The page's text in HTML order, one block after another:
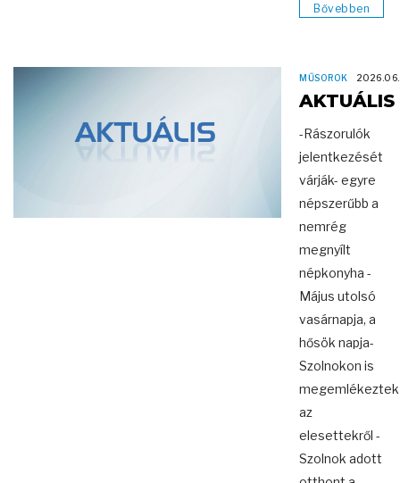
Bővebben
MŰSOROK
AKTUÁLIS
-Rászorulók
jelentkezését
várják- egyre
népszerűbb a
nemrég
megnyílt
népkonyha -
Május utolsó
vasárnapja, a
hősök napja-
Szolnokon is
megemlékeztek
az
elesettekről -
Szolnok adott